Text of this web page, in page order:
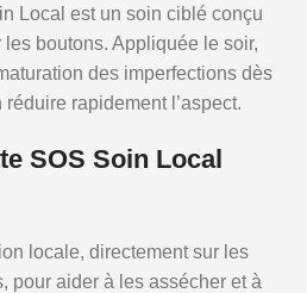
Local est un soin ciblé conçu
boutons. Appliquée le soir,
des imperfections dès
rapidement l’aspect.
SOS Soin Local
locale, directement sur les
pour aider à les assécher et à